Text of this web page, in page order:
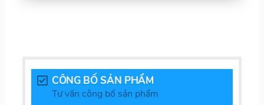
CÔNG BỐ SẢN PHẨM
Tư vấn công bố sản phẩm